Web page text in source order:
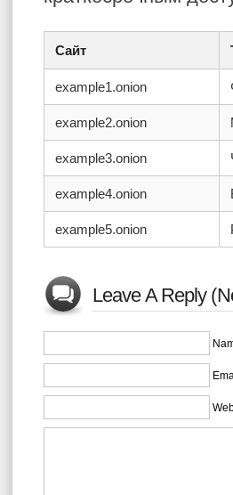
Сайт
example1.onion
example2.onion
example3.onion
example4.onion
example5.onion
Leave A Reply